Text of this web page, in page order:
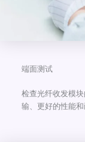
端面测试
检查光纤收发模
输、更好的性能和